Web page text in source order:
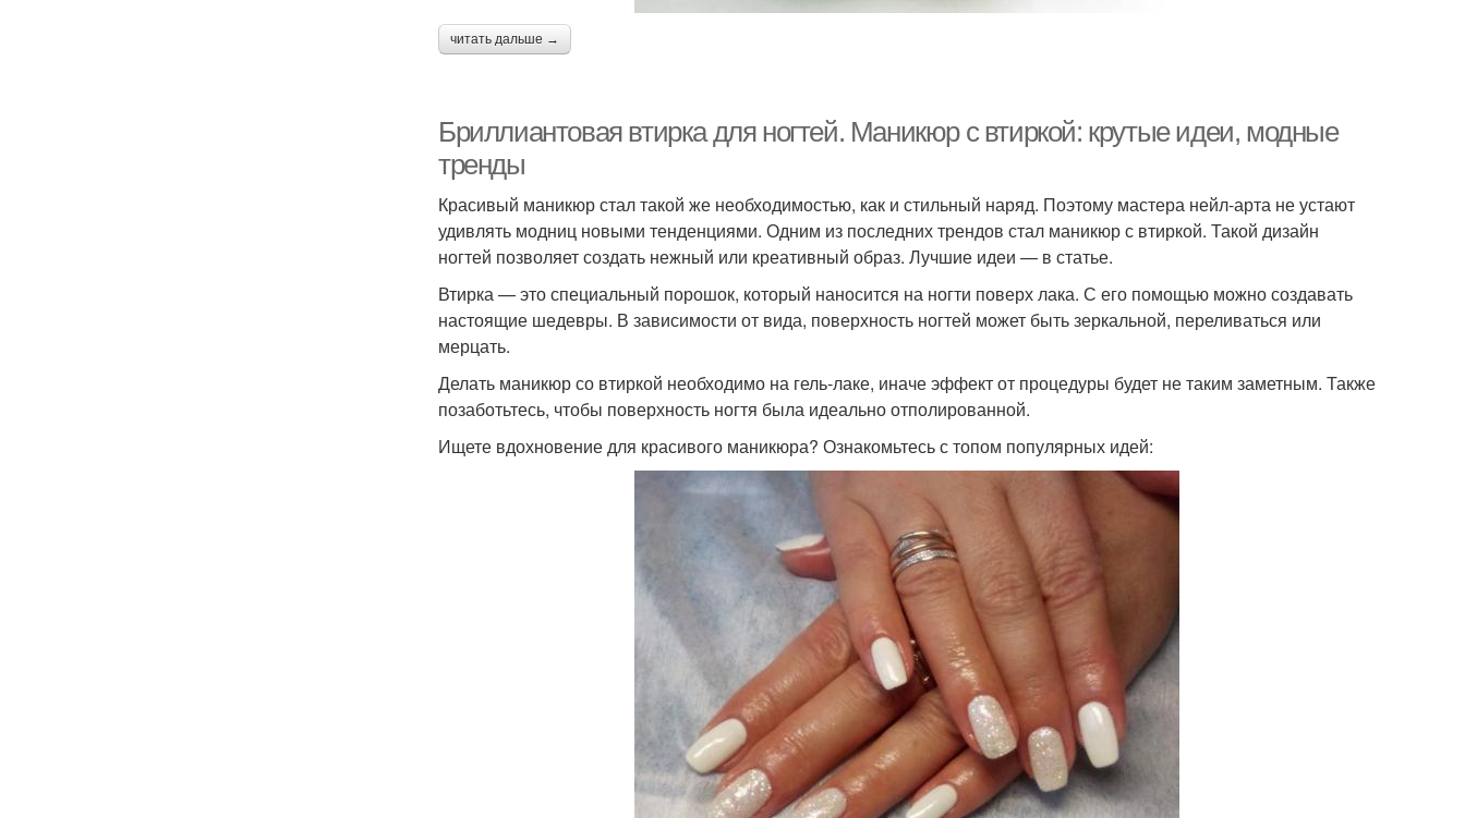
читать дальше →
Бриллиантовая втирка для ногтей. Маникюр с втиркой: крутые идеи, модные
тренды
Красивый маникюр стал такой же необходимостью, как и стильный наряд. Поэтому мастера нейл-арта не устают
удивлять модниц новыми тенденциями. Одним из последних трендов стал маникюр с втиркой. Такой дизайн
ногтей позволяет создать нежный или креативный образ. Лучшие идеи — в статье.
Втирка — это специальный порошок, который наносится на ногти поверх лака. С его помощью можно создавать
настоящие шедевры. В зависимости от вида, поверхность ногтей может быть зеркальной, переливаться или
мерцать.
Делать маникюр со втиркой необходимо на гель-лаке, иначе эффект от процедуры будет не таким заметным. Также
позаботьтесь, чтобы поверхность ногтя была идеально отполированной.
Ищете вдохновение для красивого маникюра? Ознакомьтесь с топом популярных идей: